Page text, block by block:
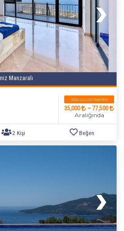
Manzaralı
DOLULUK TAKVIMI
35,000 ~ 77,500
Aralığında